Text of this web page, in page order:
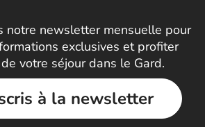
notre newsletter mensuelle pour
exclusives et profiter
votre séjour dans le Gard.
à la newsletter